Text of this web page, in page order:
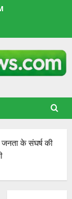
जनता के संघर्ष की